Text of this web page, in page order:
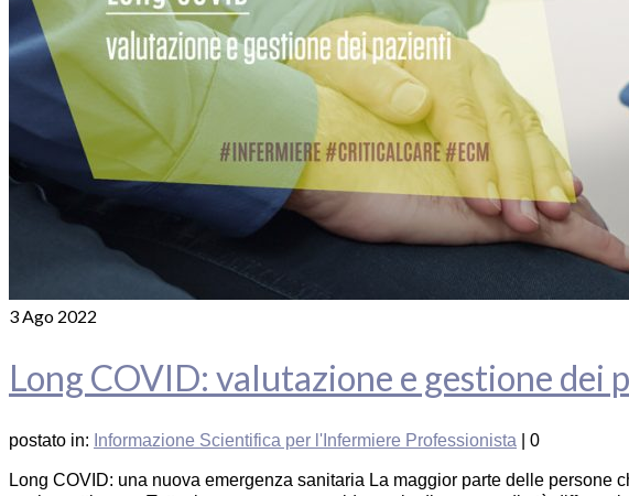
3Ago 2022
Long COVID: valutazione e gestione dei
postato in: Informazione Scientifica per l'Infermiere Professionista 0
Long COVID: una nuova emergenza sanitaria La maggior parte delle